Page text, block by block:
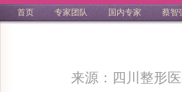
首页 专家团队 国内专家 蔡智
来源： 四川整形